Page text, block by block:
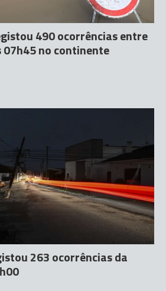
490 ocorrências entre
no continente
263 ocorrências da